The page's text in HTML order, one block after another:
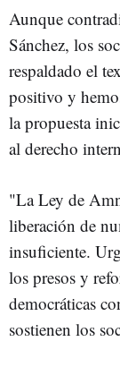
Aunque
Sánchez, los
respaldado el
positivo y
la propuesta
al derecho
"La Ley de
liberación de
insuficiente.
los presos y
democráticas
sostienen los